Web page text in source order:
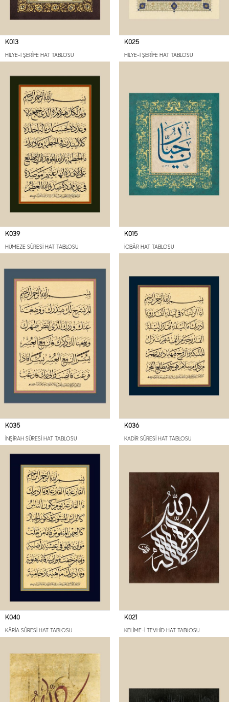
K013
HİLYE-İ ŞERÎFE HAT TABLOSU
K025
HİLYE-İ ŞERÎFE HAT TABLOSU
K039
HÜMEZE SÛRESİ HAT TABLOSU
K015
İCBÂR HAT TABLOSU
K035
İNŞİRAH SÛRESİ HAT TABLOSU
K036
KADİR SÛRESİ HAT TABLOSU
K040
KÂRİA SÛRESİ HAT TABLOSU
K021
KELİME-İ TEVHİD HAT TABLOSU